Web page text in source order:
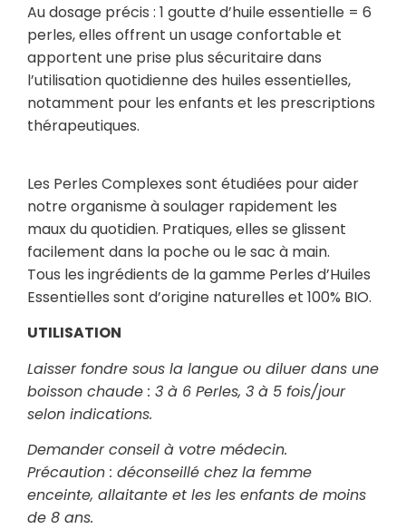
Au dosage précis : 1 goutte d’huile essentielle = 6
perles, elles offrent un usage confortable et
apportent une prise plus sécuritaire dans
l’utilisation quotidienne des huiles essentielles,
notamment pour les enfants et les prescriptions
thérapeutiques.
Les Perles Complexes sont étudiées pour aider
notre organisme à soulager rapidement les
maux du quotidien. Pratiques, elles se glissent
facilement dans la poche ou le sac à main.
Tous les ingrédients de la gamme Perles d’Huiles
Essentielles sont d’origine naturelles et 100% BIO.
UTILISATION
Laisser fondre sous la langue ou diluer dans une
boisson chaude : 3 à 6 Perles, 3 à 5 fois/jour
selon indications.
Demander conseil à votre médecin.
Précaution : déconseillé chez la femme
enceinte, allaitante et les les enfants de moins
de 8 ans.